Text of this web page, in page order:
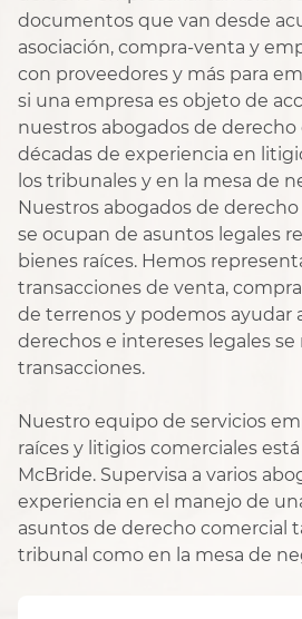
documentos que van desde
asociación, compra-venta y
con proveedores y más para
si una empresa es objeto de
nuestros abogados de
décadas de experiencia en
los tribunales y en la mesa de
Nuestros abogados de
se ocupan de asuntos legales
bienes raíces. Hemos
transacciones de venta,
de terrenos y podemos ayudar
derechos e intereses legales
transacciones.
Nuestro equipo de servicios
raíces y litigios comerciales
McBride. Supervisa a varios
experiencia en el manejo de
asuntos de derecho comercial
tribunal como en la mesa de